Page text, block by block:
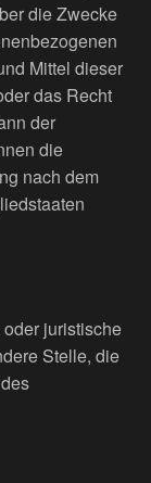
die Zwecke
Mittel dieser
das Recht
der
die
nach dem
juristische
Stelle, die